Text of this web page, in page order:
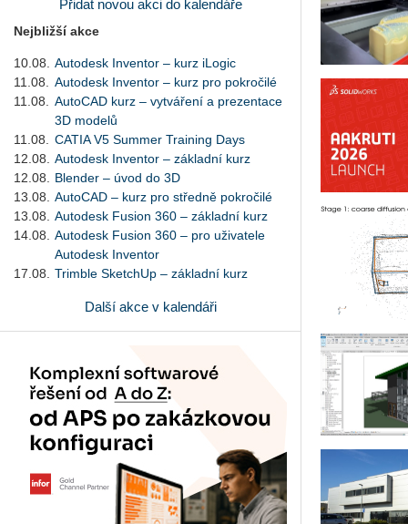
Přidat novou akci do kalendáře
Nejbližší akce
10.08.
Autodesk Inventor – kurz iLogic
11.08.
Autodesk Inventor – kurz pro pokročilé
11.08.
AutoCAD kurz – vytváření a prezentace
3D modelů
11.08.
CATIA V5 Summer Training Days
12.08.
Autodesk Inventor – základní kurz
12.08.
Blender – úvod do 3D
13.08.
AutoCAD – kurz pro středně pokročilé
13.08.
Autodesk Fusion 360 – základní kurz
14.08.
Autodesk Fusion 360 – pro uživatele
Autodesk Inventor
17.08.
Trimble SketchUp – základní kurz
Další akce v kalendáři